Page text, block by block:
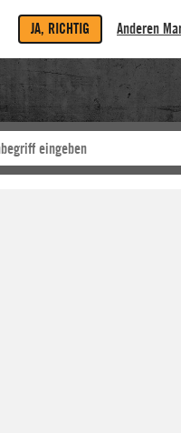
JA, RICHTIG Anderen